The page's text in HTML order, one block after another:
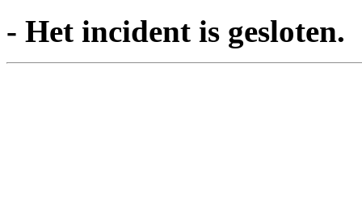
- Het incident is gesloten.